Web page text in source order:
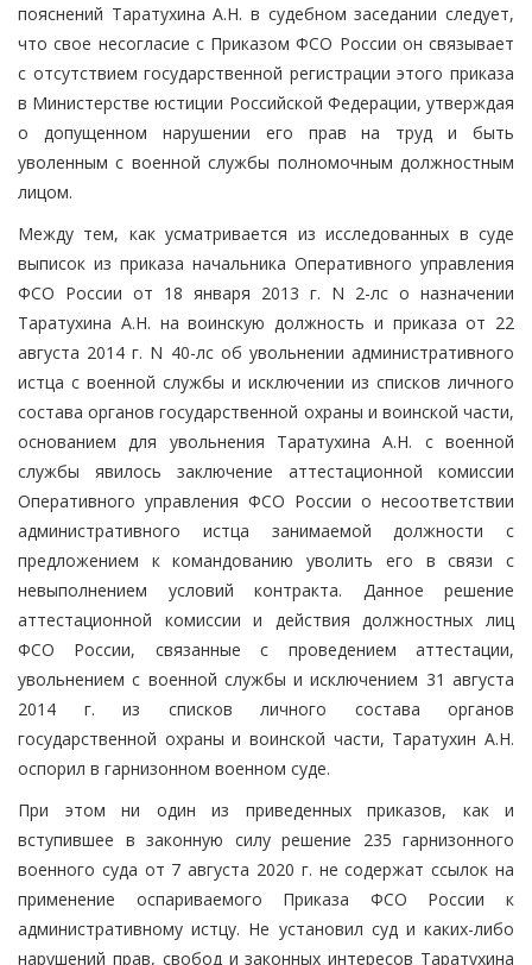
пояснений Таратухина А.Н. в судебном заседании следует,
что свое несогласие с Приказом ФСО России он связывает
с отсутствием государственной регистрации этого приказа
в Министерстве юстиции Российской Федерации, утверждая
о допущенном нарушении его прав на труд и быть
уволенным с военной службы полномочным должностным
лицом.
Между тем, как усматривается из исследованных в суде
выписок из приказа начальника Оперативного управления
ФСО России от 18 января 2013 г. N 2-лс о назначении
Таратухина А.Н. на воинскую должность и приказа от 22
августа 2014 г. N 40-лс об увольнении административного
истца с военной службы и исключении из списков личного
состава органов государственной охраны и воинской части,
основанием для увольнения Таратухина А.Н. с военной
службы явилось заключение аттестационной комиссии
Оперативного управления ФСО России о несоответствии
административного истца занимаемой должности с
предложением к командованию уволить его в связи с
невыполнением условий контракта. Данное решение
аттестационной комиссии и действия должностных лиц
ФСО России, связанные с проведением аттестации,
увольнением с военной службы и исключением 31 августа
2014 г. из списков личного состава органов
государственной охраны и воинской части, Таратухин А.Н.
оспорил в гарнизонном военном суде.
При этом ни один из приведенных приказов, как и
вступившее в законную силу решение 235 гарнизонного
военного суда от 7 августа 2020 г. не содержат ссылок на
применение оспариваемого Приказа ФСО России к
административному истцу. Не установил суд и каких-либо
нарушений прав, свобод и законных интересов Таратухина